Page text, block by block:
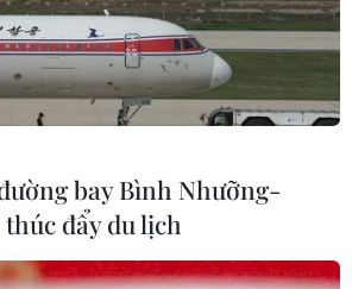
thác dầu khí đến phát triển công
và dịch vụ.
bay Bình Nhưỡng-
đẩy du lịch